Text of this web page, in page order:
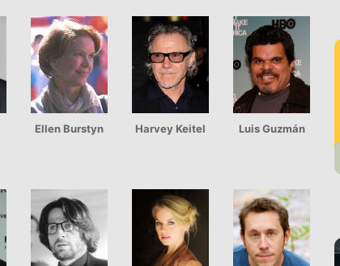
Ellen Burstyn Harvey Keitel Luis Guzmán